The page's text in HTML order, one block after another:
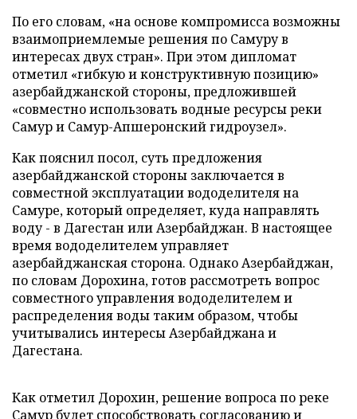
По его словам, «на основе компромисса возможны
взаимоприемлемые решения по Самуру в
интересах двух стран». При этом дипломат
отметил «гибкую и конструктивную позицию»
азербайджанской стороны, предложившей
«совместно использовать водные ресурсы реки
Самур и Самур-Апшеронский гидроузел».
Как пояснил посол, суть предложения
азербайджанской стороны заключается в
совместной эксплуатации вододелителя на
Самуре, который определяет, куда направлять
воду - в Дагестан или Азербайджан. В настоящее
время вододелителем управляет
азербайджанская сторона. Однако Азербайджан,
по словам Дорохина, готов рассмотреть вопрос
совместного управления вододелителем и
распределения воды таким образом, чтобы
учитывались интересы Азербайджана и
Дагестана.
Как отметил Дорохин, решение вопроса по реке
Самур будет способствовать согласованию и